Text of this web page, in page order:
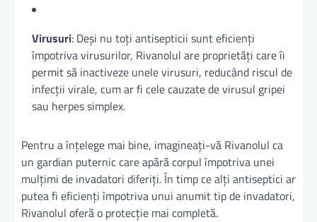
Virusuri: Deși nu toți antisepticii sunt eficienți
împotriva virusurilor, Rivanolul are proprietăți care îi
permit să inactiveze unele virusuri, reducând riscul de
infecții virale, cum ar fi cele cauzate de virusul gripei
sau herpes simplex.
Pentru a înțelege mai bine, imagineați-vă Rivanolul ca
un gardian puternic care apără corpul împotriva unei
mulțimi de invadatori diferiți. În timp ce alți antiseptici ar
putea fi eficienți împotriva unui anumit tip de invadatori,
Rivanolul oferă o protecție mai completă.